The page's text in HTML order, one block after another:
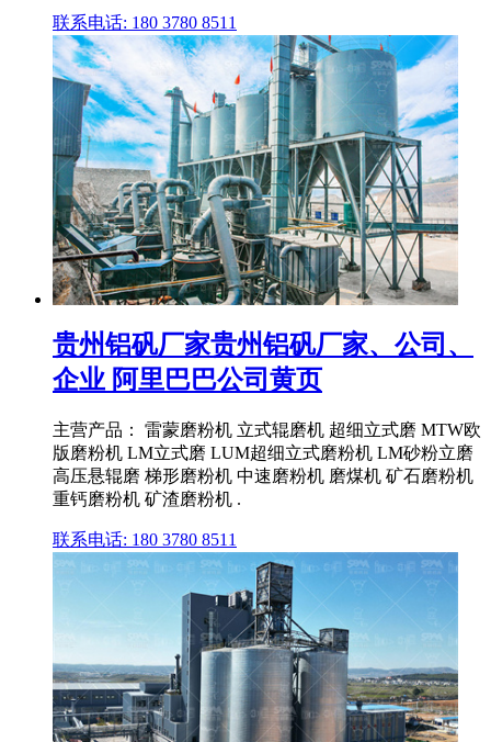
联系电话: 180 3780 8511
贵州铝矾厂家贵州铝矾厂家、公司、
企业 阿里巴巴公司黄页
主营产品： 雷蒙磨粉机 立式辊磨机 超细立式磨 MTW欧
版磨粉机 LM立式磨 LUM超细立式磨粉机 LM砂粉立磨
高压悬辊磨 梯形磨粉机 中速磨粉机 磨煤机 矿石磨粉机
重钙磨粉机 矿渣磨粉机 .
联系电话: 180 3780 8511